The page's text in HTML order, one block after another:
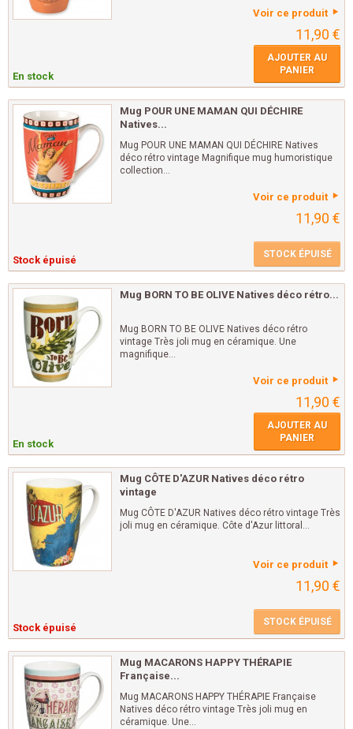
Voir ce produit
11,90 €
En stock
AJOUTER AU
PANIER
Mug POUR UNE MAMAN QUI DÉCHIRE
Natives...
Mug POUR UNE MAMAN QUI DÉCHIRE Natives
déco rétro vintage Magnifique mug humoristique
collection...
Voir ce produit
11,90 €
Stock épuisé STOCK ÉPUISÉ
Mug BORN TO BE OLIVE Natives déco rétro...
Mug BORN TO BE OLIVE Natives déco rétro
vintage Très joli mug en céramique. Une
magnifique...
Voir ce produit
11,90 €
En stock
AJOUTER AU
PANIER
Mug CÔTE D'AZUR Natives déco rétro
vintage
Mug CÔTE D'AZUR Natives déco rétro vintage Très
joli mug en céramique. Côte d'Azur littoral...
Voir ce produit
11,90 €
Stock épuisé STOCK ÉPUISÉ
Mug MACARONS HAPPY THÉRAPIE
Française...
Mug MACARONS HAPPY THÉRAPIE Française
Natives déco rétro vintage Très joli mug en
céramique. Une...